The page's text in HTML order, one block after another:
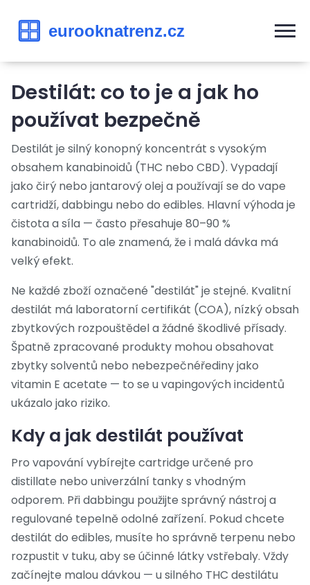
Destilát: co to je a jak ho
používat bezpečně
Destilát je silný konopný koncentrát s vysokým
obsahem kanabinoidů (THC nebo CBD). Vypadají
jako čirý nebo jantarový olej a používají se do vape
cartridží, dabbingu nebo do edibles. Hlavní výhoda je
čistota a síla — často přesahuje 80–90 %
kanabinoidů. To ale znamená, že i malá dávka má
velký efekt.
Ne každé zboží označené "destilát" je stejné. Kvalitní
destilát má laboratorní certifikát (COA), nízký obsah
zbytkových rozpouštědel a žádné škodlivé přísady.
Špatně zpracované produkty mohou obsahovat
zbytky solventů nebo nebezpečnéřediny jako
vitamin E acetate — to se u vapingových incidentů
ukázalo jako riziko.
Kdy a jak destilát používat
Pro vapování vybírejte cartridge určené pro
distillate nebo univerzální tanky s vhodným
odporem. Při dabbingu použijte správný nástroj a
regulované tepelně odolné zařízení. Pokud chcete
destilát do edibles, musíte ho správně terpenu nebo
rozpustit v tuku, aby se účinné látky vstřebaly. Vždy
začínejte malou dávkou — u silného THC destilátu